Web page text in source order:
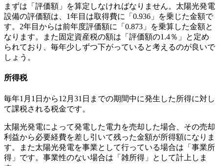
まずは「評価額」を算定しなければなりません。太陽光発電
設備の評価額は、1年目は取得費に「0.936」を乗じた金額で
す。2年目からは前年度評価額に「0.873」を乗算した金額と
なります。また固定資産税の額は「評価額の1.4％」と定め
られており、毎年少しずつ下がっていると考えるのが良いで
しょう。
所得税
毎年1月1日から12月31日までの期間中に発生した所得に対し
て課税される税金です。
太陽光発電によって発電した電力を売却した場合、その売却
利益から必要経費を差し引いて残った金額が所得額になりま
す。また太陽光発電を事業として行っている場合は「事業所
得」です。事業性のない場合は「雑所得」として計上しま